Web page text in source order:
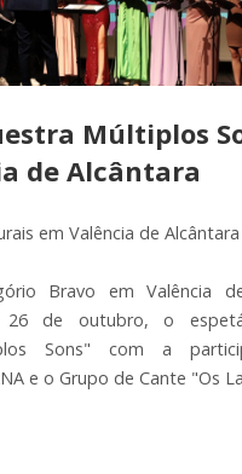
Múltiplos
de Alcântara
em Valência de Alcântara
Bravo em Valência
de outubro, o
Sons" com a
e o Grupo de Cante "Os